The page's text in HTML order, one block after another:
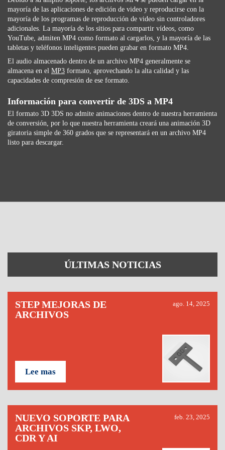
mayoría de las aplicaciones de edición de video y reproducirse con la
mayoría de los programas de reproducción de video sin controladores
adicionales. La mayoría de los sitios para compartir vídeos, como
YouTube, admiten MP4 como formato al cargarlos, y la mayoría de las
tabletas y teléfonos inteligentes pueden grabar en formato MP4.
El audio almacenado dentro de un archivo MP4 generalmente se
almacena en el MP3 formato, aprovechando la alta calidad y las
capacidades de compresión de ese formato.
Información para convertir de 3DS a MP4
El formato 3D 3DS no admite animaciones dentro de nuestra herramienta
de conversión, por lo que nuestra herramienta creará una animación 3D
giratoria simple de 360 ​​grados que se representará en un archivo MP4
listo para descargar.
ÚLTIMAS NOTICIAS
STEP MEJORAS DE
ARCHIVOS
ago. 14, 2025
Lee mas
NUEVO SOPORTE PARA
ARCHIVOS SKP, LWO,
CDR Y AI
feb. 23, 2025